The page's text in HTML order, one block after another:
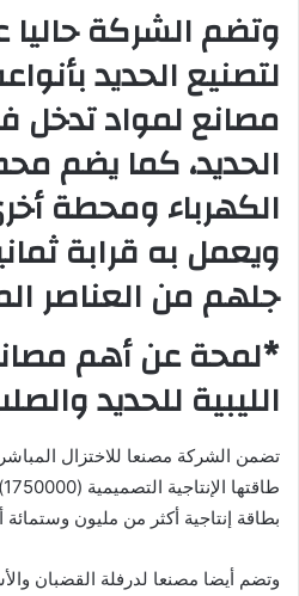
وتضم الشركة
لتصنيع الحديد
مصانع لمواد تدخل
الحديد، كما يضم
الكهرباء ومحطة
ويعمل به قرابة
جلهم من العناصر
*لمحة عن أهم
الليبية للحديد
تضمن الشركة مصنعا للاختزال
بطاقة إنتاجية أكثر من مليون
وتضم أيضا مصنعا لدرفلة القضبان